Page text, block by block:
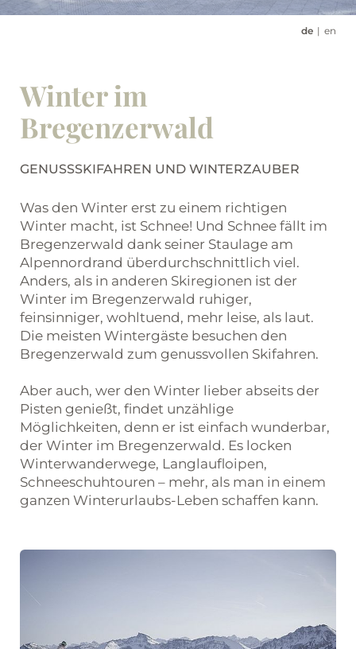
de en
Winter im
Bregenzerwald
GENUSSSKIFAHREN UND WINTERZAUBER
Was den Winter erst zu einem richtigen
Winter macht, ist Schnee! Und Schnee fällt im
Bregenzerwald dank seiner Staulage am
Alpennordrand überdurchschnittlich viel.
Anders, als in anderen Skiregionen ist der
Winter im Bregenzerwald ruhiger,
feinsinniger, wohltuend, mehr leise, als laut.
Die meisten Wintergäste besuchen den
Bregenzerwald zum genussvollen Skifahren.
Aber auch, wer den Winter lieber abseits der
Pisten genießt, findet unzählige
Möglichkeiten, denn er ist einfach wunderbar,
der Winter im Bregenzerwald. Es locken
Winterwanderwege, Langlaufloipen,
Schneeschuhtouren – mehr, als man in einem
ganzen Winterurlaubs-Leben schaffen kann.